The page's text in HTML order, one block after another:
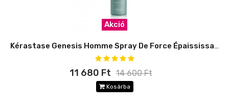
Akció
Kérastase Genesis Homme Spray De Force Épaississant
11 680 Ft 14 600 Ft
Kosárba